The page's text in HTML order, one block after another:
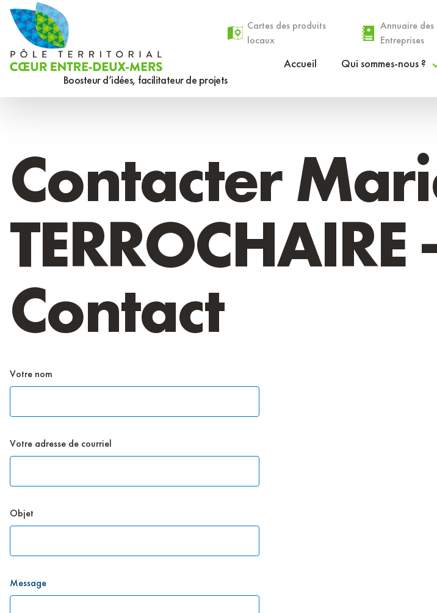
Aller
contenu
principal
Boosteur d’idées, facilitateur de projets
Cartes des produits
locaux
Annuaire des
Entreprises
Accueil Qui sommes-nous ?
Le PETR
Nos communautés de
Procès-verbaux et
Espace
Espace Droit
Espace
Contacter
TERROCHAIRE
Contact
Votre nom
Votre adresse de courriel
Objet
Message
Panneau de gestion des cookies